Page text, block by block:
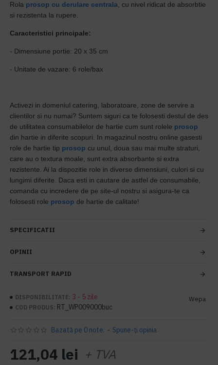
Rola prosop cu derulare centrala , cu nivel ridicat de absorbtie
si rezistenta la rupere.
Caracteristici principale:
- Dimensiune portie: 20 x 35 cm
- Unitate de vazare: 6 role/bax
Activezi in domeniul catering, laboratoare, zone de servire a
clientilor si nu numai? Suntem siguri ca te folosesti destul de des
de utilitatea consumabilelor de hartie cum sunt rolele prosop
din hartie in diferite scopuri. In magazinul nostru online gasesti
role de hartie tip prosop cu unul, doua sau mai multe straturi,
care au o textura moale, sunt extra absorbante si extra
rezistente. Ai la dispozitie role in diverse dimensiuni, culori si cu
lungimi diferite. Daca esti in cautare de astfel de consumabile,
comanda cu incredere de pe site-ul nostru si asigura-te ca
folosesti role prosop de hartie de calitate!
SPECIFICATII
OPINII
TRANSPORT RAPID
DISPONIBILITATE: 3 - 5 zile
COD PRODUS: RT_WP009000buc
Wepa
Bazată pe 0 note. - Spune-ţi opinia
121,04 lei + TVA